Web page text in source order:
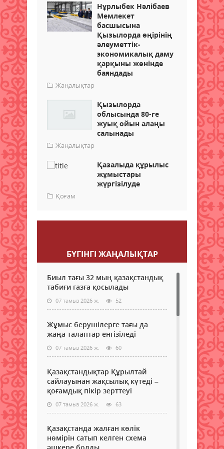
Нұрлыбек Нәлібаев
Мемлекет
басшысына
Қызылорда өңірінің
әлеуметтік-
экономикалық даму
қарқыны жөнінде
баяндады
Жаңалықтар
Қызылорда
облысында 80-ге
жуық ойын алаңы
салынады
Жаңалықтар
Қазалыда құрылыс
жұмыстары
жүргізілуде
Қоғам
БҮГІНГI ЖАҢАЛЫҚТАР
Биыл тағы 32 мың қазақстандық
табиғи газға қосылады
07 тамыз 2026 ж. 52
Жұмыс берушілерге тағы да
жаңа талаптар енгізіледі
07 тамыз 2026 ж. 60
Қазақстандықтар Құрылтай
сайлауынан жақсылық күтеді –
қоғамдық пікір зерттеуі
07 тамыз 2026 ж. 63
Қазақстанда жалған көлік
нөмірін сатып келген схема